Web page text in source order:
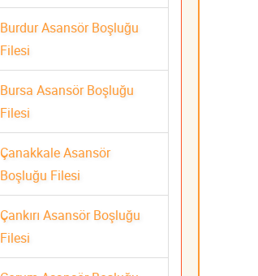
Burdur Asansör Boşluğu
Filesi
Bursa Asansör Boşluğu
Filesi
Çanakkale Asansör
Boşluğu Filesi
Çankırı Asansör Boşluğu
Filesi